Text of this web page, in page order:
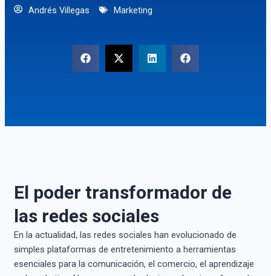
Andrés Villegas Marketing
El poder transformador de
las redes sociales
En la actualidad, las redes sociales han evolucionado de
simples plataformas de entretenimiento a herramientas
esenciales para la comunicación, el comercio, el aprendizaje